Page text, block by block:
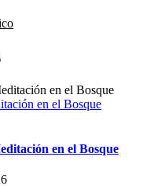
en el Bosque
en el Bosque